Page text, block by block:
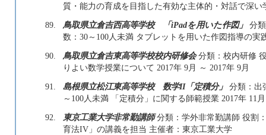
質・能力の育成を目指した有効な主体的・対話で深い
89.
鳥取県立倉吉西高等学校 「iPadを用いた作図」
分
数：30～100人未満 タブレットを用いた作図指導の実
90.
鳥取県立倉吉東高等学校校内研修会分類：校内研修
りよい数学授業について 2017年 9月 ～ 2017年 9月
91.
島根県立松江東高等学校 数学II「定積分」
分類：出
～100人未満 「定積分」に関する師範授業 2017年 11
92.
東京工業大学非常勤講師分類：学外非常勤講師 役割
育法IV」の講義を担当 主催者：東京工業大学